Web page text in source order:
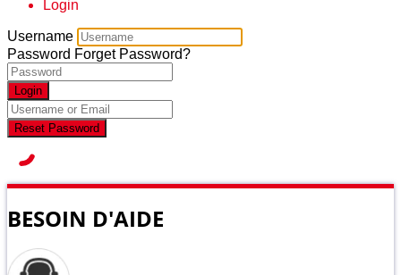
Login
Username
Password Forget Password?
Login
Reset Password
BESOIN D'AIDE